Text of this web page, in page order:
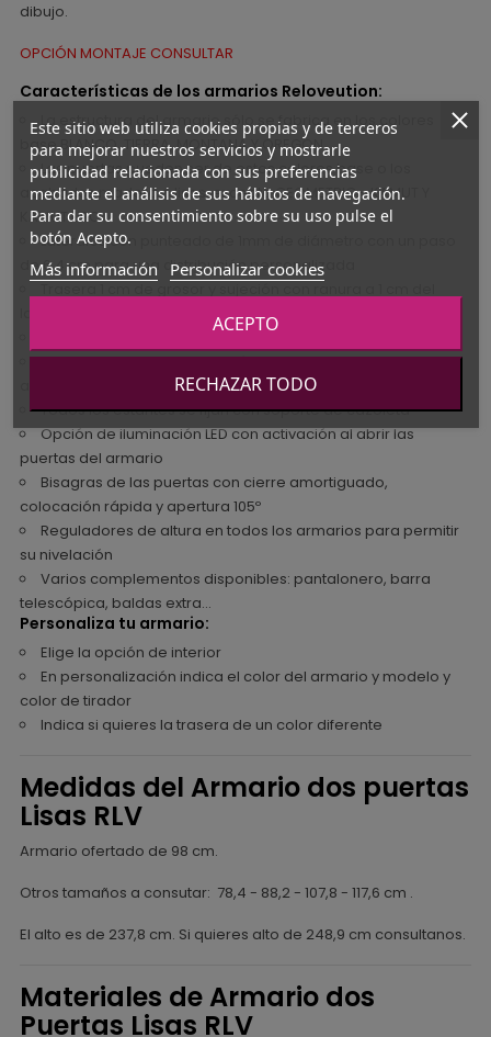
dibujo.
OPCIÓN MONTAJE CONSULTAR
Características de los armarios Reloveution:
La estructura del armario sólo se fabrica en los colores
base BLANCO, TIERRA, MONTANA Y OREGON.
Las puertas pueden ser de estos colores base o los
acabados madera o lisos, excepto GEOMETRIC - KAMUT Y
KAMUT LISO
Laterales con punteado de 1mm de diámetro con un paso
de 6,4 cm para una distribución personalizada
Alto, bajo, estantes y divisores de 2,5 cm
Cajoneras interiores con guía oculta y tirador MINI en color
Todos los estantes se fijan con soporte de cazoleta
Opción de iluminación LED con activación al abrir las
puertas del armario
Bisagras de las puertas con cierre amortiguado,
colocación rápida y apertura 105º
Reguladores de altura en todos los armarios para permitir
su nivelación
Varios complementos disponibles: pantalonero, barra
telescópica, baldas extra...
Personaliza tu armario:
Elige la opción de interior
En personalización indica el color del armario y modelo y
color de tirador
Indica si quieres la trasera de un color diferente
Medidas del Armario dos puertas
Lisas RLV
Armario ofertado de 98 cm.
Otros tamaños a consutar: 78,4 - 88,2 - 107,8 - 117,6 cm .
El alto es de 237,8 cm. Si quieres alto de 248,9 cm consultanos.
Materiales de Armario dos
Puertas Lisas RLV
Este sitio web utiliza cookies propias y de terceros
para mejorar nuestros servicios y mostrarle
publicidad relacionada con sus preferencias
mediante el análisis de sus hábitos de navegación.
Para dar su consentimiento sobre su uso pulse el
botón Acepto.
Más información Personalizar cookies
RECHAZAR TODO
ACEPTO